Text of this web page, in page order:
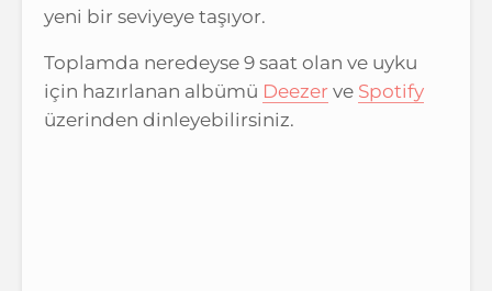
yeni bir seviyeye taşıyor.
Toplamda neredeyse 9 saat olan ve uyku
için hazırlanan albümü Deezer ve Spotify
üzerinden dinleyebilirsiniz.